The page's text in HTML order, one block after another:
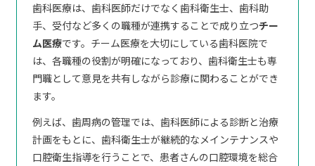
歯科医療は、歯科医師だけでなく歯科衛生士、歯科助
手、受付など多くの職種が連携することで成り立つチー
ム医療です。チーム医療を大切にしている歯科医院で
は、各職種の役割が明確になっており、歯科衛生士も専
門職として意見を共有しながら診療に関わることができ
ます。
例えば、歯周病の管理では、歯科医師による診断と治療
計画をもとに、歯科衛生士が継続的なメインテナンスや
口腔衛生指導を行うことで、患者さんの口腔環境を総合